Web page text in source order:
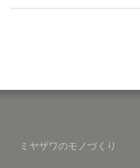
ミヤザワのモノづくり